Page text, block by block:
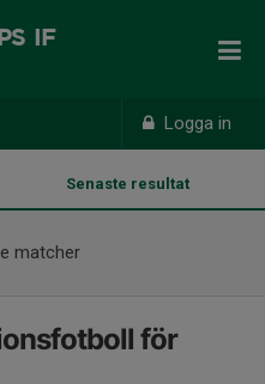
Logga in
IF
Senaste resultat
matcher
för